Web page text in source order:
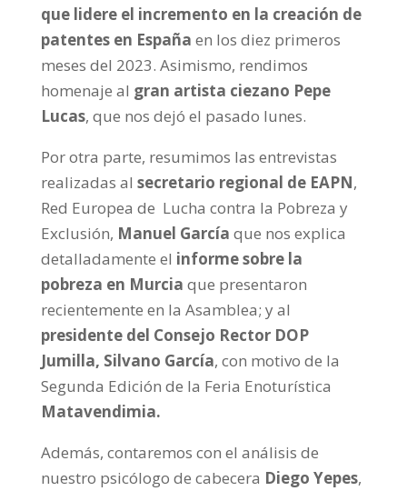
que lidere el incremento en la creación de
patentes en España en los diez primeros
meses del 2023. Asimismo, rendimos
homenaje al gran artista ciezano Pepe
Lucas, que nos dejó el pasado lunes.
Por otra parte, resumimos las entrevistas
realizadas al secretario regional de EAPN,
Red Europea de Lucha contra la Pobreza y
Exclusión, Manuel García que nos explica
detalladamente el informe sobre la
pobreza en Murcia que presentaron
recientemente en la Asamblea; y al
presidente del Consejo Rector DOP
Jumilla, Silvano García, con motivo de la
Segunda Edición de la Feria Enoturística
Matavendimia.
Además, contaremos con el análisis de
nuestro psicólogo de cabecera Diego Yepes,